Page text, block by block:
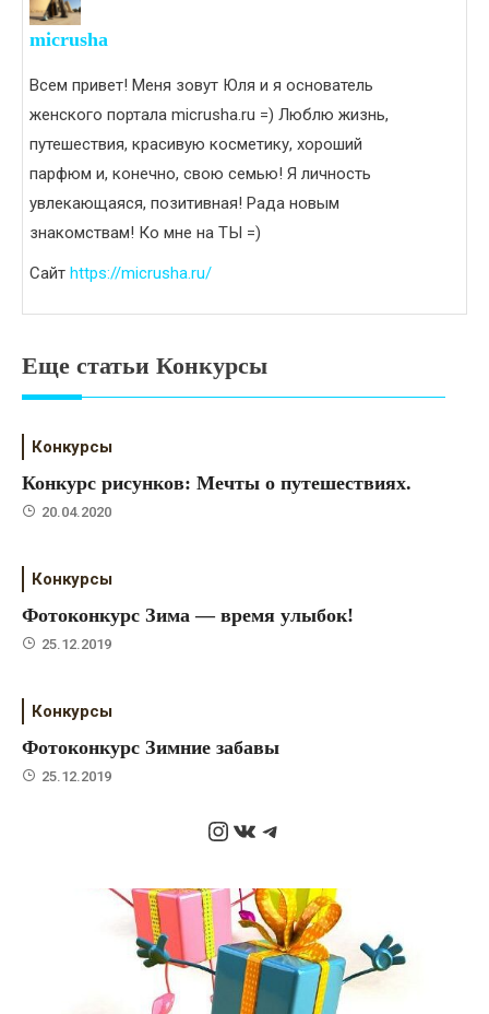
micrusha
Всем привет! Меня зовут Юля и я основатель
женского портала micrusha.ru =) Люблю жизнь,
путешествия, красивую косметику, хороший
парфюм и, конечно, свою семью! Я личность
увлекающаяся, позитивная! Рада новым
знакомствам! Ко мне на ТЫ =)
Сайт https://micrusha.ru/
Еще статьи Конкурсы
Конкурсы
Конкурс рисунков: Мечты о путешествиях.
20.04.2020
Конкурсы
Фотоконкурс Зима — время улыбок!
25.12.2019
Конкурсы
Фотоконкурс Зимние забавы
25.12.2019
Instagram
ВКонтакте
Telegram